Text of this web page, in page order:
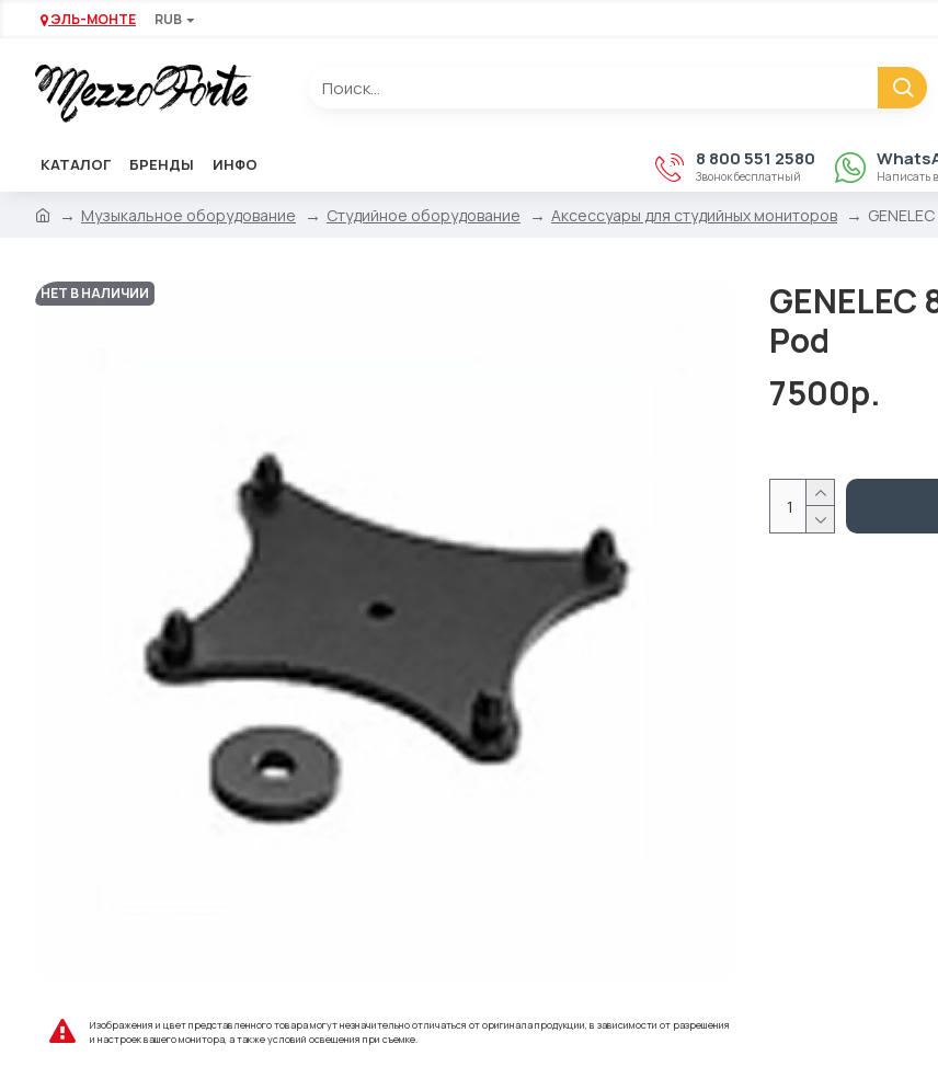
ЭЛЬ-МОНТЕ RUB
КАТАЛОГ БРЕНДЫ ИНФО 8 800 551 2580
Звонок бесплатный Написать
Музыкальное оборудование Студийное оборудование Аксессуары для студийных мониторов
НЕТ В НАЛИЧИИ
Изображения и цвет представленного товара могут незначительно отличаться от оригинала продукции, в зависимости от разрешения
и настроек вашего монитора, а также условий освещения при съемке.
Pod
7500р.